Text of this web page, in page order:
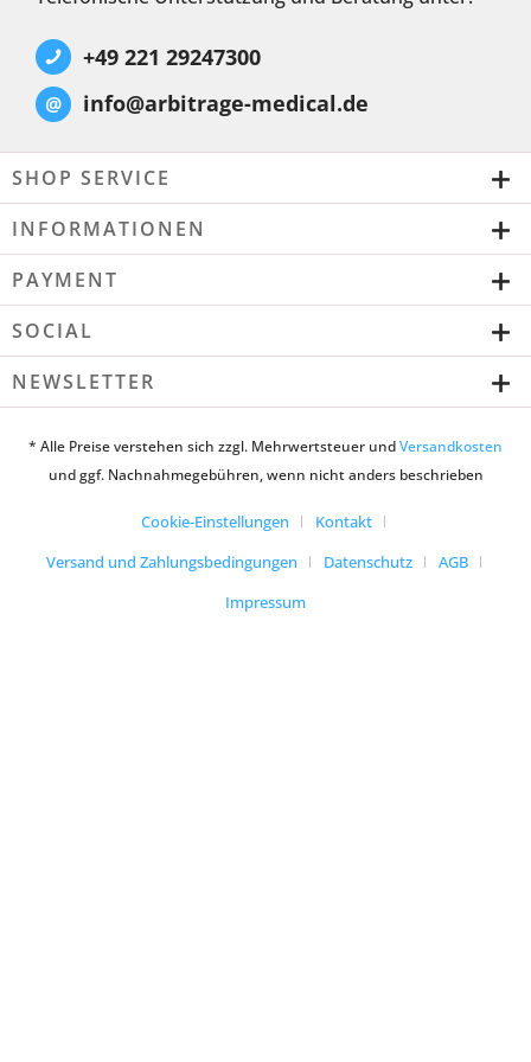
+49 221 29247300
@ info@arbitrage-medical.de
SHOP SERVICE
INFORMATIONEN
PAYMENT
SOCIAL
NEWSLETTER
* Alle Preise verstehen sich zzgl. Mehrwertsteuer undVersandkosten
und ggf. Nachnahmegebühren, wenn nicht anders beschrieben
Cookie-Einstellungen
Kontakt
Versand und Zahlungsbedingungen
Datenschutz
AGB
Impressum